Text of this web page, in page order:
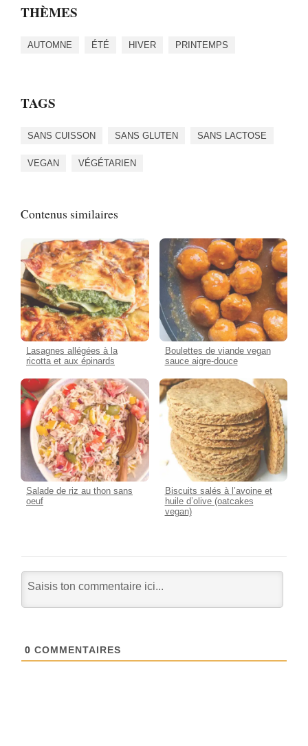
THÈMES
AUTOMNE ÉTÉ HIVER PRINTEMPS
TAGS
SANS CUISSON SANS GLUTEN SANS LACTOSE
VEGAN VÉGÉTARIEN
Contenus similaires
Lasagnes allégées à la
ricotta et aux épinards
Boulettes de viande vegan
sauce aigre-douce
Salade de riz au thon sans
oeuf
Biscuits salés à l’avoine et
huile d’olive (oatcakes
vegan)
0 COMMENTAIRES